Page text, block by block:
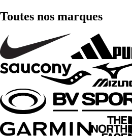
Toutes nos marques